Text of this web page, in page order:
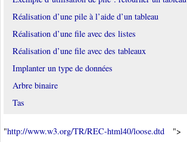
Réalisation d’une pile à l’aide d’un tableau
Réalisation d’une file avec des listes
Réalisation d’une file avec des tableaux
Implanter un type de données
Arbre binaire
Tas
"http://www.w3.org/TR/REC-html40/loose.dtd ">